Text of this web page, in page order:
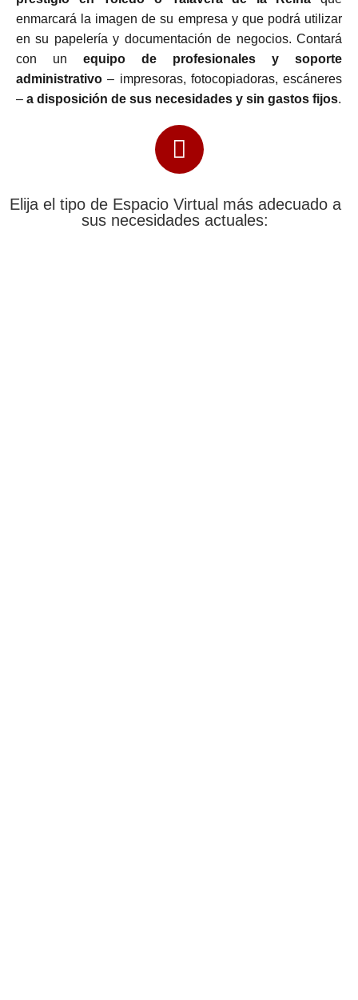
enmarcará la imagen de su empresa y que podrá utilizar
en su papelería y documentación de negocios. Contará
con un equipo de profesionales y soporte
administrativo – impresoras, fotocopiadoras, escáneres
– a disposición de sus necesidades y sin gastos fijos.
Elija el tipo de Espacio Virtual más adecuado a
sus necesidades actuales: